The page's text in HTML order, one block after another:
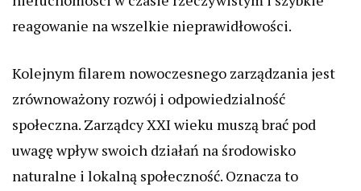
reagowanie na wszelkie nieprawidłowości.
Kolejnym filarem nowoczesnego zarządzania jest
zrównoważony rozwój i odpowiedzialność
społeczna. Zarządcy XXI wieku muszą brać pod
uwagę wpływ swoich działań na środowisko
naturalne i lokalną społeczność. Oznacza to